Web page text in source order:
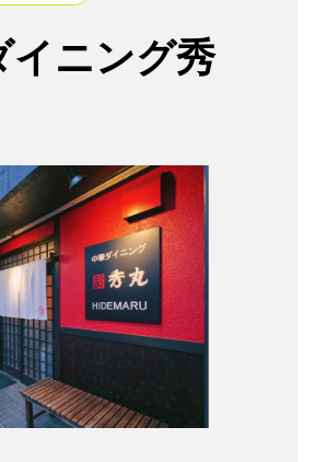
052-241-
イニング秀